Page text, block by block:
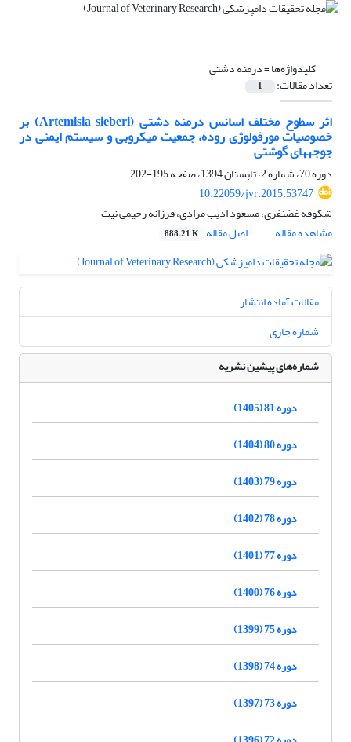
کلیدواژه‌ها =درمنه دشتی
تعداد مقالات: 1
اثر سطوح مختلف اسانس درمنه دشتی (Artemisia sieberi) بر
خصوصیات مورفولوژی روده، جمعیت میکروبی و سیستم ایمنی در
جوجههای گوشتی
دوره 70، شماره 2، تابستان 1394، صفحه
195-202
10.22059/jvr.2015.53747
شکوفه غضنفری، مسعود ادیب مرادی، فرزانه رحیمی نیت
مشاهده مقاله
اصل مقاله 888.21 K
مقالات آماده انتشار
شماره جاری
شماره‌های پیشین نشریه
دوره 81 (1405)
دوره 80 (1404)
دوره 79 (1403)
دوره 78 (1402)
دوره 77 (1401)
دوره 76 (1400)
دوره 75 (1399)
دوره 74 (1398)
دوره 73 (1397)